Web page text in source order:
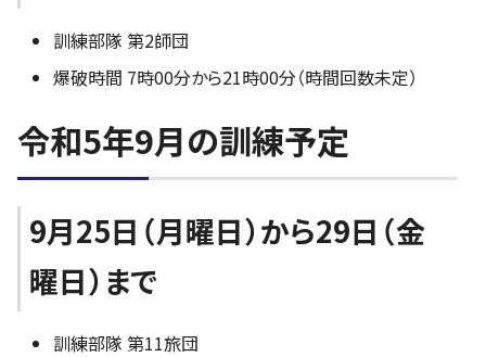
訓練部隊 第2師団
爆破時間 7時00分から21時00分（時間回数未定）
令和5年9月の訓練予定
9月25日（月曜日）から29日（金
曜日）まで
訓練部隊 第11旅団